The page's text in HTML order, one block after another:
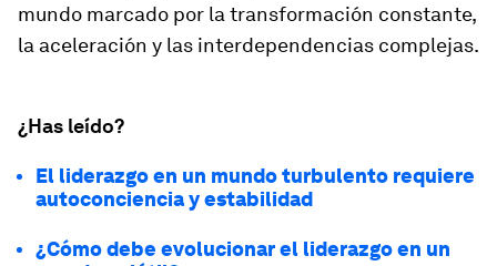
mundo marcado por la transformación constante,
la aceleración y las interdependencias complejas.
¿Has leído?
El liderazgo en un mundo turbulento requiere
autoconciencia y estabilidad
¿Cómo debe evolucionar el liderazgo en un